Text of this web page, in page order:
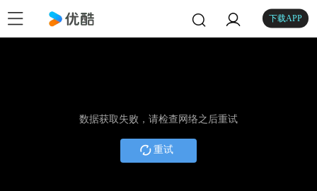
下载APP
数据获取失败，请检查网络之后重试
重试